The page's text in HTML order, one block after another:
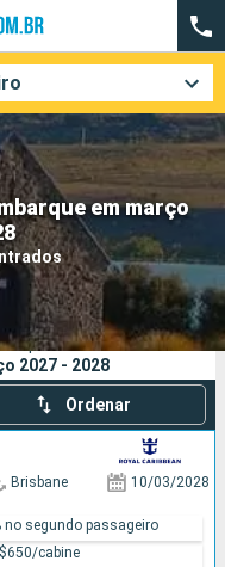
em março
Companhias
2027 - 2028
Ordenar
Brisbane 10/03/2028
no segundo passageiro
cabine